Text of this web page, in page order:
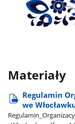
Materiały
Regulamin
we